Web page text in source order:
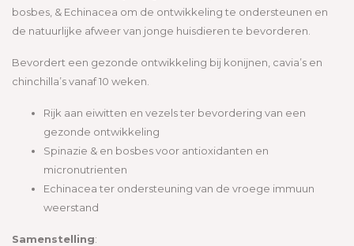
bosbes, & Echinacea om de ontwikkeling te ondersteunen en
de natuurlijke afweer van jonge huisdieren te bevorderen.
Bevordert een gezonde ontwikkeling bij konijnen, cavia’s en
chinchilla’s vanaf 10 weken.
Rijk aan eiwitten en vezels ter bevordering van een
gezonde ontwikkeling
Spinazie & en bosbes voor antioxidanten en
micronutrienten
Echinacea ter ondersteuning van de vroege immuun
weerstand
Samenstelling: